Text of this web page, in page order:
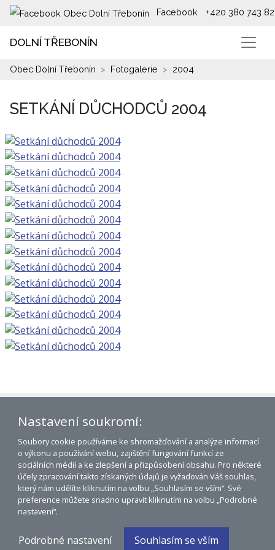
Facebook +420 380 743
DOLNÍ TŘEBONÍN
Obec Dolní Třebonín Fotogalerie 2004
SETKÁNÍ DŮCHODCŮ 2004
Prohlášení o přístupnosti
© 2007 - 2026 Obec Dolní Třebonín
WWW:
Lubor Mrázek, mSystem 5
Nastavení soukromí:
Soubory cookie používáme ke shromažďování a analýze informací
o výkonu a používání webu, zajištění fungování funkcí ze
sociálních médií a ke zlepšení a přizpůsobení obsahu. Pro některé
účely zpracování takto získaných údajů je vyžadován Váš souhlas,
který nám udělíte kliknutím na volbu „Souhlasím se vším“. Své
preference můžete snadno upravit kliknutím na volbu „Podrobné
nastavení“.
Podrobné nastavení Souhlasím se vším